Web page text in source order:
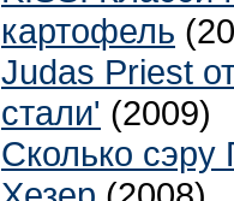
картофель
Judas Priest
стали' (2009)
Сколько